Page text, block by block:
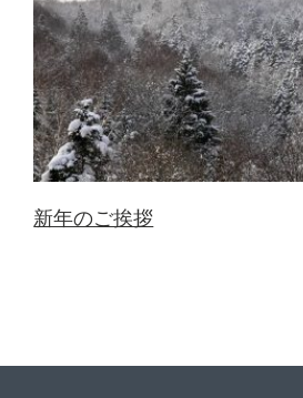
新年のご挨拶